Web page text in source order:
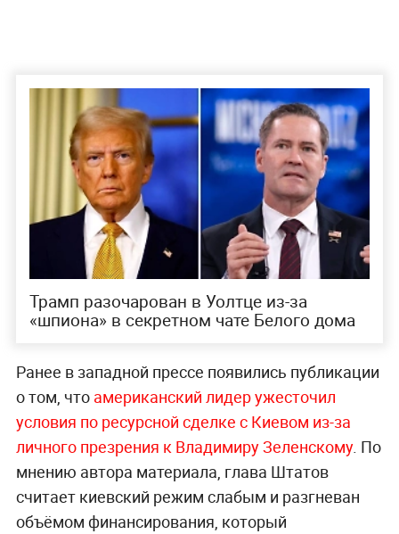
Трамп разочарован в Уолтце из-за
«‎шпиона» в секретном чате Белого дома
Ранее в западной прессе появились публикации
о том, что американский лидер ужесточил
условия по ресурсной сделке с Киевом из-за
личного презрения к Владимиру Зеленскому. По
мнению автора материала, глава Штатов
считает киевский режим слабым и разгневан
объёмом финансирования, который